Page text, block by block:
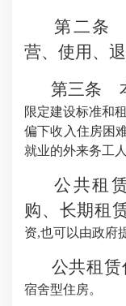
第二条
营、使用、
第三条
限定建设标准和
偏下收入住房困
就业的外来务工
公共租
购、长期租
资,也可以由政府
公共租
宿舍型住房。